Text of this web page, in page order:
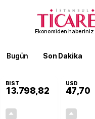
Ekonomiden haberiniz
Bugün Son Dakika
BIST
13.798,82
USD
47,70